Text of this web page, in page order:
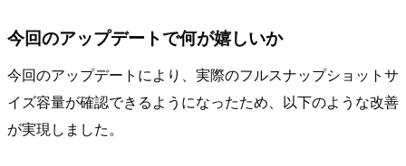
今回のアップデートで何が嬉しいか
今回のアップデートにより、実際のフルスナップショットサ
イズ容量が確認できるようになったため、以下のような改善
が実現しました。